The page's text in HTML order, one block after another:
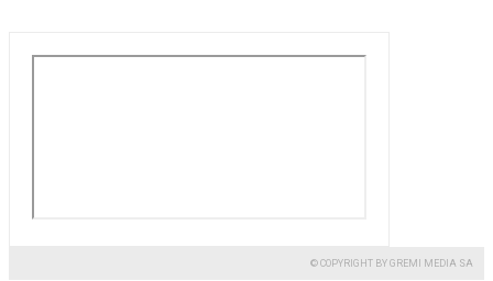
© COPYRIGHT BY GREMI MEDIA SA